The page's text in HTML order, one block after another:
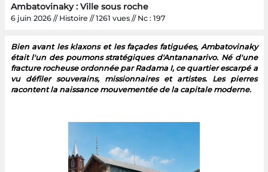
Ambatovinaky : Ville sous roche
6 juin 2026 // Histoire // 1261 vues // Nc : 197
Bien avant les klaxons et les façades fatiguées, Ambatovinaky
était l'un des poumons stratégiques d'Antananarivo. Né d'une
fracture rocheuse ordonnée par Radama I, ce quartier escarpé a
vu défiler souverains, missionnaires et artistes. Les pierres
racontent la naissance mouvementée de la capitale moderne.